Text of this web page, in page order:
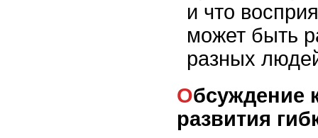
и что
может быть
разных
Обсуждение книг как способ
развития